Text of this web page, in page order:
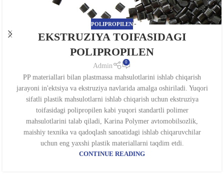
POLIPROPILEN
EKSTRUZIYA TOIFASIDAGI
POLIPROPILEN
Admin 0
PP materiallari bilan plastmassa mahsulotlarini ishlab chiqarish
jarayoni in'ektsiya va ekstruziya navlarida amalga oshiriladi. Yuqori
sifatli plastik mahsulotlarni ishlab chiqarish uchun ekstruziya
toifasidagi polipropilen kabi yuqori standartli polimer
mahsulotlarini talab qiladi, Karina Polymer avtomobilsozlik,
maishiy texnika va qadoqlash sanoatidagi ishlab chiqaruvchilar
uchun eng yaxshi plastik materiallarni taqdim etdi.
CONTINUE READING